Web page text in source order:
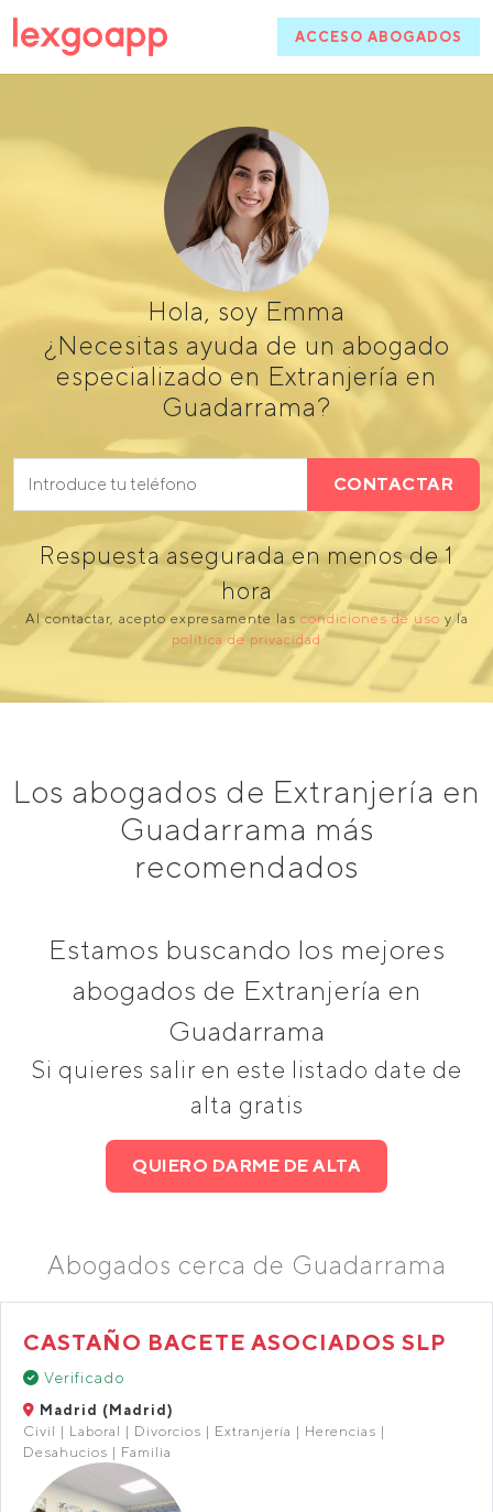
ACCESO ABOGADOS
Hola, soy Emma
¿Necesitas ayuda de un abogado
especializado en Extranjería en
Guadarrama?
CONTACTAR
Respuesta asegurada en menos de 1
hora
Al contactar, acepto expresamente las condiciones de uso y la
política de privacidad
Los abogados de Extranjería en
Guadarrama más
recomendados
Estamos buscando los mejores
abogados de Extranjería en
Guadarrama
Si quieres salir en este listado date de
alta gratis
QUIERO DARME DE ALTA
Abogados cerca de Guadarrama
CASTAÑO BACETE ASOCIADOS SLP
Verificado
Madrid (Madrid)
Civil | Laboral | Divorcios | Extranjería | Herencias |
Desahucios | Familia